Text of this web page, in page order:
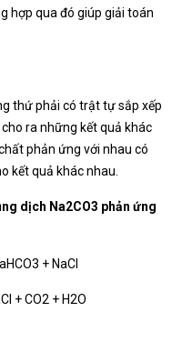
hợp qua đó giúp giải toán
thứ phải có trật tự sắp xếp
ra những kết quả khác
phản ứng với nhau có
kết quả khác nhau.
dịch Na2CO3 phản ứng
+ NaCl
+ CO2 + H2O